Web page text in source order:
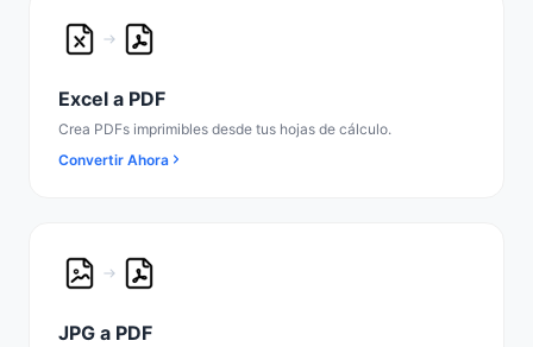
Excel a PDF
Crea PDFs imprimibles desde tus hojas de cálculo.
Convertir Ahora
JPG a PDF